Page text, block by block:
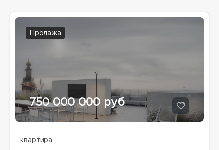
Продажа
750 000 000 руб
квартира